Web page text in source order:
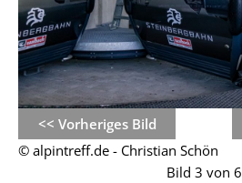
<< Vorheriges Bild
© alpintreff.de - Christian Schön
Bild 3 von 6